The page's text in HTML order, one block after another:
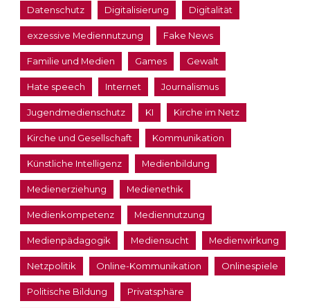
Datenschutz Digitalisierung Digitalität
exzessive Mediennutzung Fake News
Familie und Medien Games Gewalt
Hate speech Internet Journalismus
Jugendmedienschutz KI Kirche im Netz
Kirche und Gesellschaft Kommunikation
Künstliche Intelligenz Medienbildung
Medienerziehung Medienethik
Medienkompetenz Mediennutzung
Medienpädagogik Mediensucht Medienwirkung
Netzpolitik Online-Kommunikation Onlinespiele
Politische Bildung Privatsphäre